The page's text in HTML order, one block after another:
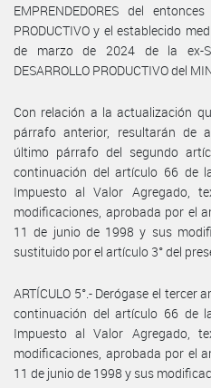
EMPRENDEDORES del
PRODUCTIVO y el establecido
de marzo de 2024 de la ex-
DESARROLLO PRODUCTIVO del
Con relación a la actualización
párrafo anterior, resultarán de
último párrafo del segundo
continuación del artículo 66 de
Impuesto al Valor Agregado,
modificaciones, aprobada por el
11 de junio de 1998 y sus
sustituido por el artículo 3° del
ARTÍCULO 5°.- Derógase el
continuación del artículo 66 de
Impuesto al Valor Agregado,
modificaciones, aprobada por el
11 de junio de 1998 y sus